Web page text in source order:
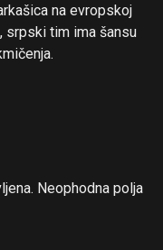
na evropskoj
srpski tim ima šansu
Neophodna polja